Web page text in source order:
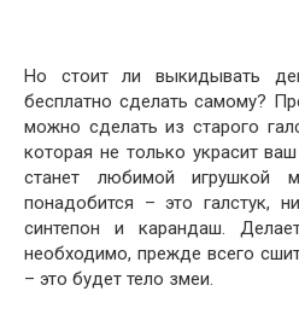
Но стоит ли выкидывать
бесплатно сделать самому?
можно сделать из старого
которая не только украсит
станет любимой игрушкой
понадобится – это галстук,
синтепон и карандаш.
необходимо, прежде всего
– это будет тело змеи.